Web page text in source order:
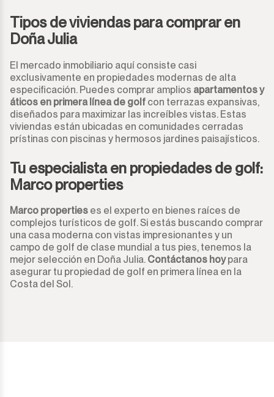
Tipos de viviendas para comprar en
Doña Julia
El mercado inmobiliario aquí consiste casi
exclusivamente en propiedades modernas de alta
especificación. Puedes comprar amplios apartamentos y
áticos en primera línea de golf con terrazas expansivas,
diseñados para maximizar las increíbles vistas. Estas
viviendas están ubicadas en comunidades cerradas
prístinas con piscinas y hermosos jardines paisajísticos.
Tu especialista en propiedades de golf:
Marco properties
Marco properties es el experto en bienes raíces de
complejos turísticos de golf. Si estás buscando comprar
una casa moderna con vistas impresionantes y un
campo de golf de clase mundial a tus pies, tenemos la
mejor selección en Doña Julia. Contáctanos hoypara
asegurar tu propiedad de golf en primera línea en la
Costa del Sol.